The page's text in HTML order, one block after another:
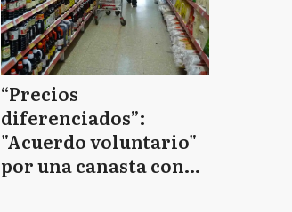
“Precios
diferenciados”:
"Acuerdo voluntario"
por una canasta con